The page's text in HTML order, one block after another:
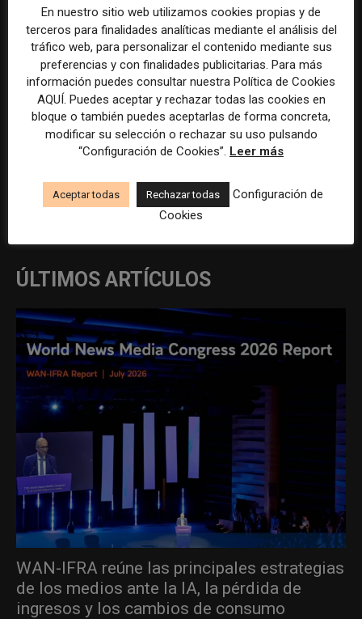
interna en Madrid
de contenido comercial en
Madrid
REDACCIÓN
ÚLTIMOS ARTÍCULOS
WAN-IFRA reúne las principales estrategias
de los medios ante la IA, la pérdida de
ingresos y los cambios de consumo
En nuestro sitio web utilizamos cookies propias y de
terceros para finalidades analíticas mediante el análisis del
tráfico web, para personalizar el contenido mediante sus
preferencias y con finalidades publicitarias. Para más
información puedes consultar nuestra Política de Cookies
AQUÍ. Puedes aceptar y rechazar todas las cookies en
bloque o también puedes aceptarlas de forma concreta,
modificar su selección o rechazar su uso pulsando
“Configuración de Cookies”. Leer más
Aceptar todas Rechazar todas
Configuración de
Cookies